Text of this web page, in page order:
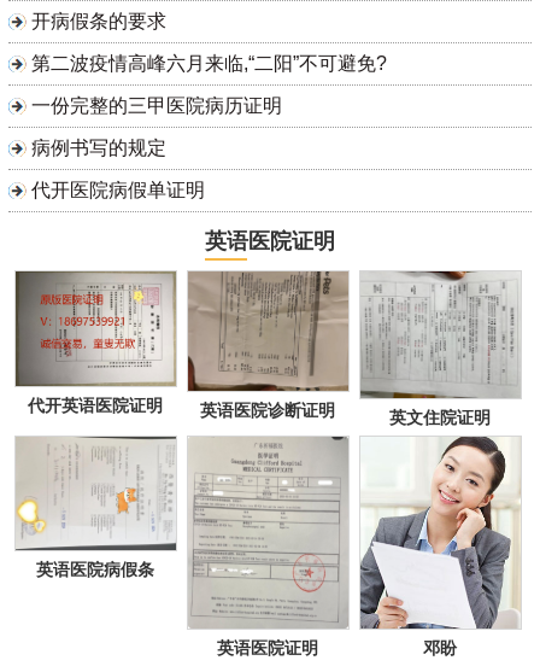
开病假条的要求
第二波疫情高峰六月来临,“二阳”不可避免?
一份完整的三甲医院病历证明
病例书写的规定
代开医院病假单证明
英语医院证明
代开英语医院证明 英语医院诊断证明 英文住院证明
英语医院病假条
英语医院证明 邓盼